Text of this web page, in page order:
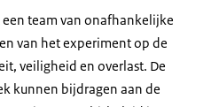
team van onafhankelijke
van het experiment op de
veiligheid en overlast. De
kunnen bijdragen aan de